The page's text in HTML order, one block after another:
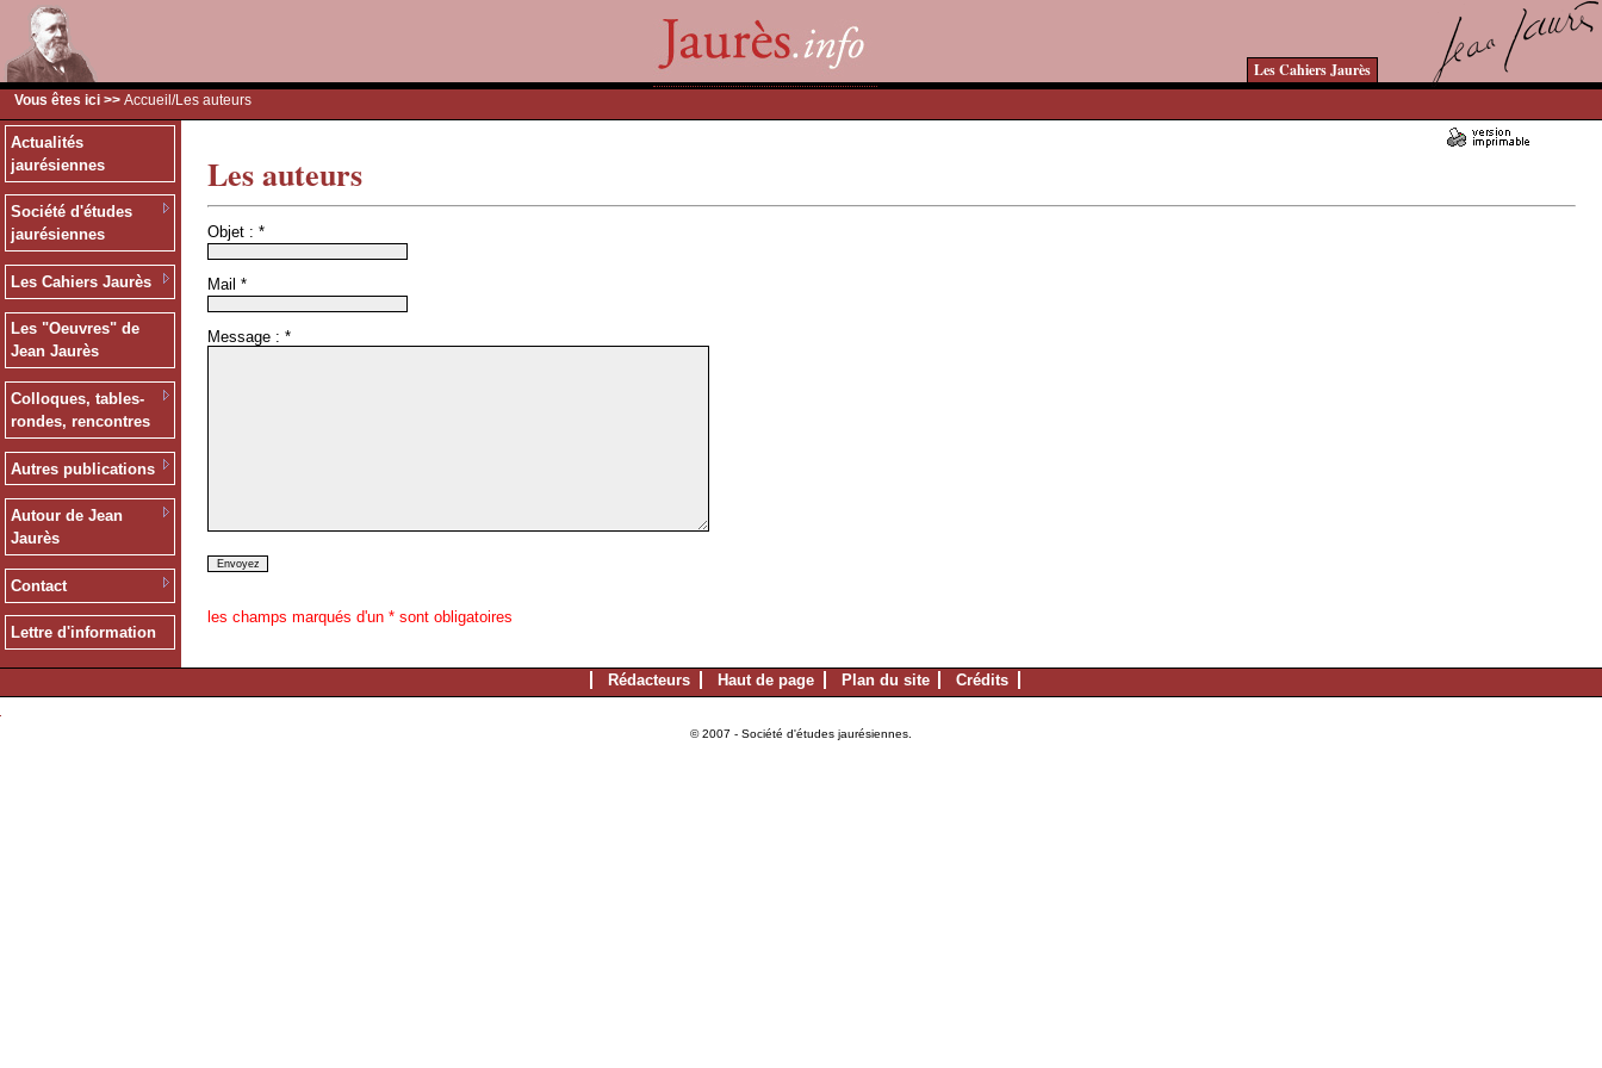
Les Cahiers Jaurès
Vous êtes ici >> Accueil /Les auteurs
Actualités
jaurésiennes
Société d'études
jaurésiennes
Les Cahiers Jaurès
Les "Oeuvres" de
Jean Jaurès
Colloques, tables-
rondes, rencontres
Autres publications
Autour de Jean
Jaurès
Contact
Lettre d'information
Les auteurs
Objet : *
Mail *
Message : *
les champs marqués d'un * sont obligatoires
Rédacteurs Haut de page Plan du site Crédits
© 2007 - Société d'études jaurésiennes.